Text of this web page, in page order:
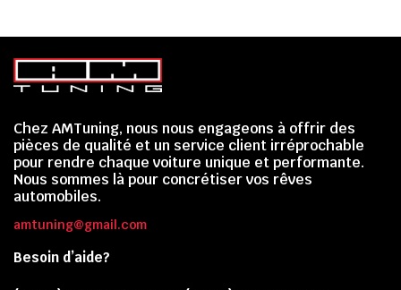
Chez AMTuning, nous nous engageons à offrir des
pièces de qualité et un service client irréprochable
pour rendre chaque voiture unique et performante.
Nous sommes là pour concrétiser vos rêves
automobiles.
amtuning@gmail.com
Besoin d’aide?